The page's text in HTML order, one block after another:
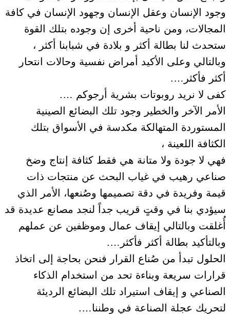
وجود الإنسان وعقل الإنسان وجهود الإنسان في كافة
المجالات، ومن ناحية أخرى إن وجوده بتلك القوة
ستحدث لنا بطالة أكثر و بلادة في شبابنا أكثر ،
وبالتالي وعلى الأكيد أمراض نفسية وحالات انتحار
أكثر فأكثر….
كفى لا نريد روبوتات بشرية أرجوكم ….
الأمر الآخر والخطير وجود تلك البضائع الصينية
المستوردة المتهالكة مكدسة في الأسواق بتلك
الكثافة اللعينة ،
فهي لا جودة ولا متانة هي فقط كثافة إنتاج وضخ
صناعي رهيب في غياب البحث عن منتجات ذات
قيمة وفريدة في دقة تصميمها وصُنعها، الأمر الذي
سيؤدي بنا في وقتٍ قريب جداً لنجد مصانع عديدة قد
أُغلقت وبالتالي إيقاف عمال وموظفين عن عملهم
وبالتأكيد بطالة أكثر فأكثر….
الحلول تبدأ من صُناع القرار فنحن بحاجة إلى اتخاذ
قرارات سريعة وبناءة تحد من استخدام الذكاء
الصناعي و إيقاف استيراد تلك البضائع الرديئة
لتحريك عجلة الصناعة في وطننا….